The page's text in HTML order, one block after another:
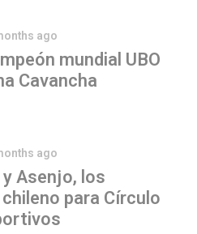
ago
mundial UBO
Cavancha
ago
Asenjo, los
para Círculo